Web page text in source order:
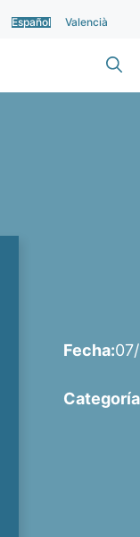
Español Valencià
Fecha: